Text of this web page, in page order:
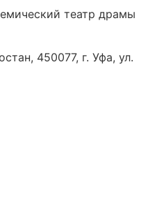
театр драмы
450077, г. Уфа, ул.